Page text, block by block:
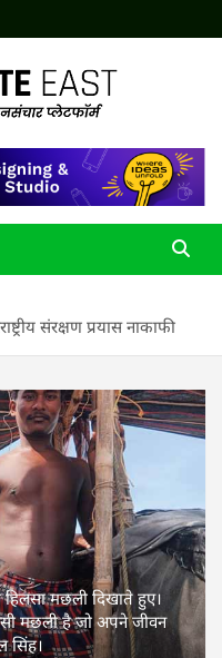
संरक्षण प्रयास नाकाफी
मछली दिखाते हुए।
मछली है जो अपने जीवन
सिंह।